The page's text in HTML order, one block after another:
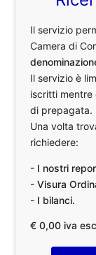
Il servizio
Camera di
Il servizio è
iscritti mentre
di prepagata.
Una volta
richiedere:
- I nostri
- Visura
- I bilanci.
€ 0,00 iva